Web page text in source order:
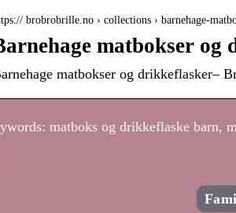
brobrobrille.no › collections › barnehage-
matbokser
matbokser og drikkeflasker–
matboks og drikkeflaske barn,